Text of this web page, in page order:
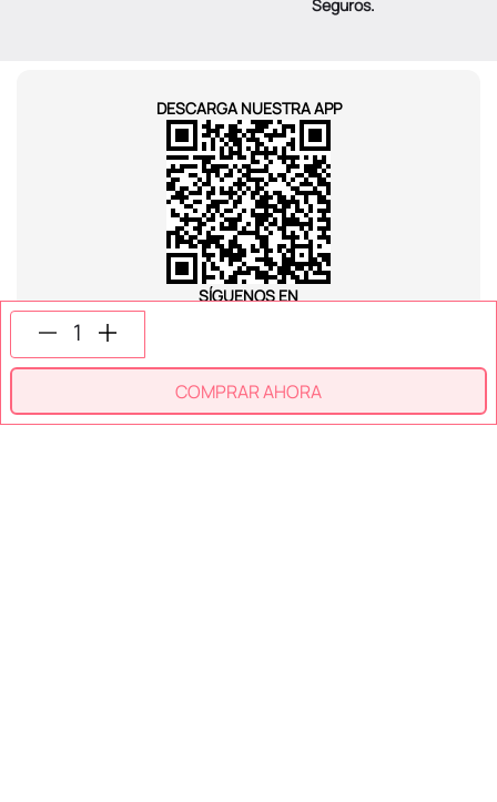
COMPRAR AHORA
Seguros.
DESCARGA NUESTRA APP
SÍGUENOS EN